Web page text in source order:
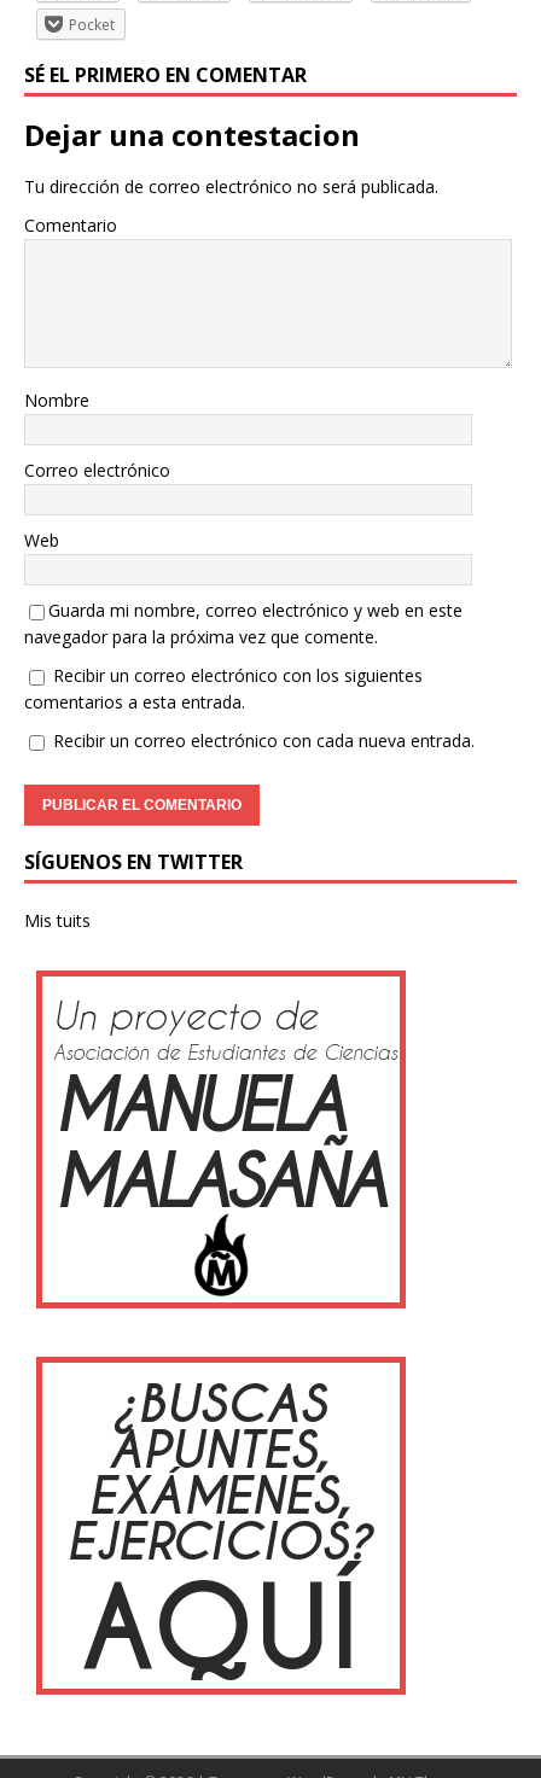
Pocket
SÉ EL PRIMERO EN COMENTAR
Dejar una contestacion
Tu dirección de correo electrónico no será publicada.
Comentario
Nombre
Correo electrónico
Web
Guarda mi nombre, correo electrónico y web en este
navegador para la próxima vez que comente.
Recibir un correo electrónico con los siguientes
comentarios a esta entrada.
Recibir un correo electrónico con cada nueva entrada.
SÍGUENOS EN TWITTER
Mis tuits